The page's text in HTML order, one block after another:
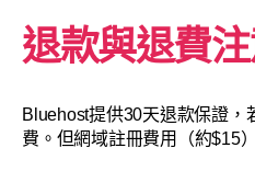
退款與退費
Bluehost提供30天退款保證，
費。但網域註冊費用（約$15